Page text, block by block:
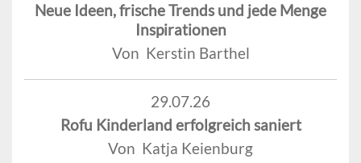
Neue Ideen, frische Trends und jede Menge
Inspirationen
Von Kerstin Barthel
29.07.26
Rofu Kinderland erfolgreich saniert
Von Katja Keienburg